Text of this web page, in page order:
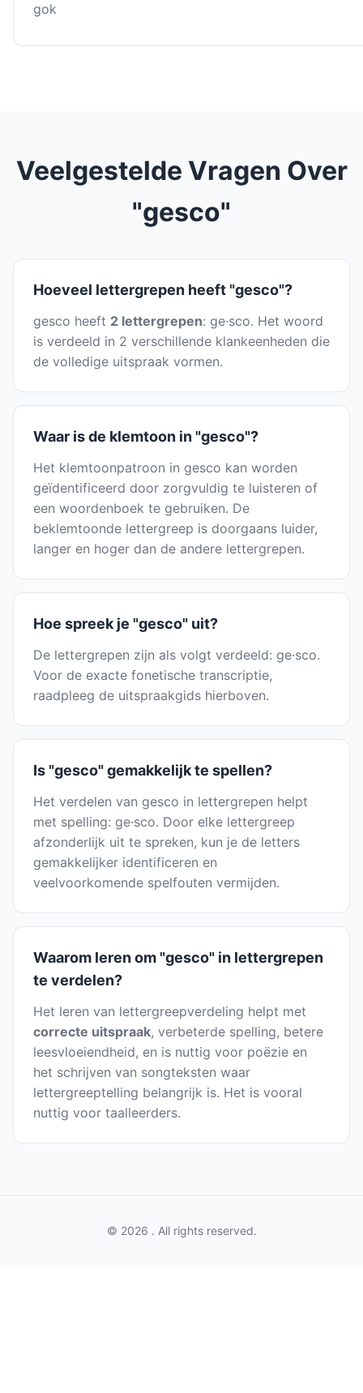
gok
Veelgestelde Vragen Over
"gesco"
Hoeveel lettergrepen heeft "gesco"?
gesco heeft 2 lettergrepen: ge·sco. Het woord
is verdeeld in 2 verschillende klankeenheden die
de volledige uitspraak vormen.
Waar is de klemtoon in "gesco"?
Het klemtoonpatroon in gesco kan worden
geïdentificeerd door zorgvuldig te luisteren of
een woordenboek te gebruiken. De
beklemtoonde lettergreep is doorgaans luider,
langer en hoger dan de andere lettergrepen.
Hoe spreek je "gesco" uit?
De lettergrepen zijn als volgt verdeeld: ge·sco.
Voor de exacte fonetische transcriptie,
raadpleeg de uitspraakgids hierboven.
Is "gesco" gemakkelijk te spellen?
Het verdelen van gesco in lettergrepen helpt
met spelling: ge·sco. Door elke lettergreep
afzonderlijk uit te spreken, kun je de letters
gemakkelijker identificeren en
veelvoorkomende spelfouten vermijden.
Waarom leren om "gesco" in lettergrepen
te verdelen?
Het leren van lettergreepverdeling helpt met
correcte uitspraak, verbeterde spelling, betere
leesvloeiendheid, en is nuttig voor poëzie en
het schrijven van songteksten waar
lettergreeptelling belangrijk is. Het is vooral
nuttig voor taalleerders.
© 2026 . All rights reserved.